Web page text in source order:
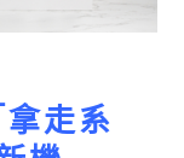
走系